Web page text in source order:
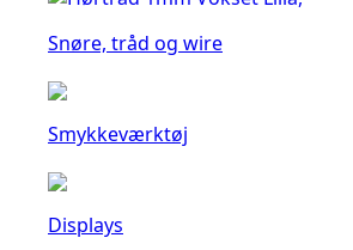
Snøre, tråd og wire
Smykkeværktøj
Displays